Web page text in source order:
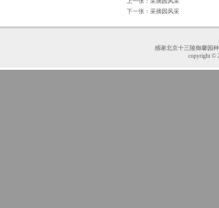
下一张： 采摘园风采
感谢北京十三陵御馨园
copyright ©